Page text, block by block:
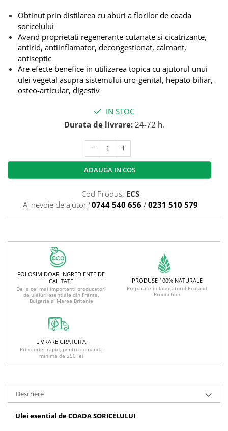
Obtinut prin distilarea cu aburi a florilor de coada
soricelului
Avand proprietati regenerante cutanate si cicatrizante,
antirid, antiinflamator, decongestionat, calmant,
antiseptic
Are efecte benefice in utilizarea topica cu ajutorul unui
ulei vegetal asupra sistemului uro-genital, hepato-biliar,
osteo-articular, digestiv
IN STOC
Durata de livrare:24-72 h.
ADAUGA IN COS
Cod Produs: ECS
Ai nevoie de ajutor? 0744 540 656 / 0231 510 579
FOLOSIM DOAR INGREDIENTE DE
CALITATE
De la cei mai importanti producatori
de uleiuri esentiale din Franta,
Bulgaria si Marea Britanie
PRODUSE 100% NATURALE
Preparate in laboratorul Ecoland
Production
LIVRARE GRATUITA
Prin curier rapid, pentru comanda
minima de 250 lei
Descriere
Ulei esential de COADA SORICELULUI